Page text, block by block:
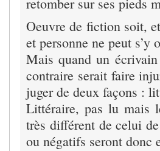
Oeuvre de fiction soit,
et personne ne peut s’y
Mais quand un
contraire serait faire
juger de deux façons :
Littéraire, pas lu mais
très différent de celui
ou négatifs seront donc